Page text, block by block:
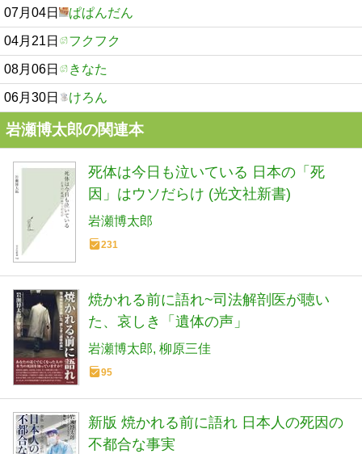
07月04日 ぱぱんだん
04月21日 フクフク
08月06日 きなた
06月30日 けろん
岩瀬博太郎の関連本
死体は今日も泣いている 日本の「死
因」はウソだらけ (光文社新書)
岩瀬博太郎
231
焼かれる前に語れ~司法解剖医が聴い
た、哀しき「遺体の声」
岩瀬博太郎 柳原三佳
95
新版 焼かれる前に語れ 日本人の死因の
不都合な事実